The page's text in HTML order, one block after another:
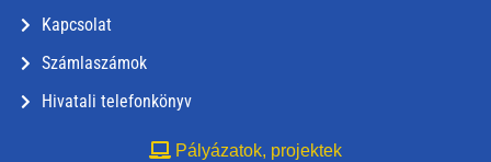
Kapcsolat
Számlaszámok
Hivatali telefonkönyv
Pályázatok, projektek